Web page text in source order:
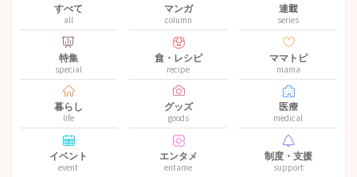
すべて
all
マンガ
column
連載
series
特集
special
食・レシピ
recipe
ママトピ
mama
暮らし
life
グッズ
goods
医療
medical
イベント
event
エンタメ
entame
制度・支援
support